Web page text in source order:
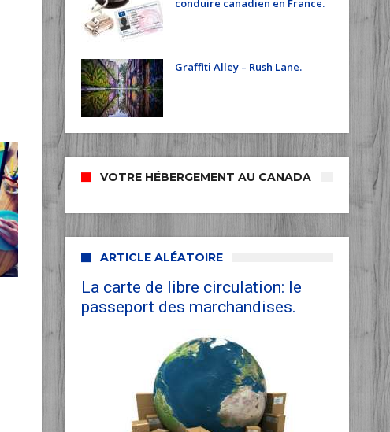
conduire canadien en France.
Graffiti Alley – Rush Lane.
VOTRE HÉBERGEMENT AU CANADA
ARTICLE ALÉATOIRE
La carte de libre circulation: le
passeport des marchandises.